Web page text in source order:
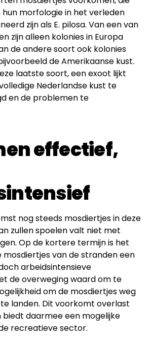
hun morfologie in het verleden
zijn als E. pilosa. Van een van
zijn alleen kolonies in Europa
de andere soort ook kolonies
de Amerikaanse kust.
laatste soort, een exoot lijkt
Nederlandse kust te
en de problemen te
effectief,
nog steeds mosdiertjes in deze
zullen spoelen valt niet met
Op de kortere termijn is het
mosdiertjes van de stranden een
arbeidsintensieve
de overweging waard om te
om de mosdiertjes weg
landen. Dit voorkomt overlast
daarmee een mogelijke
recreatieve sector.